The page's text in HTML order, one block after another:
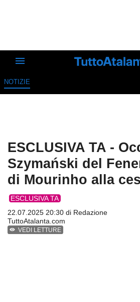
NOTIZIE
ESCLUSIVA TA -
Szymański del
di Mourinho alla
ESCLUSIVA TA
22.07.2025 20:30 di Redazione
TuttoAtalanta.com
VEDI LETTURE